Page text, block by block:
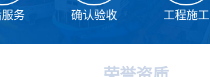
务 确认验收 工程施工